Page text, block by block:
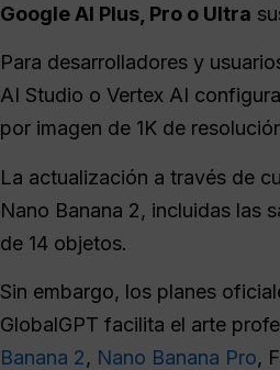
Google AI Plus, Pro o Ultra
Para desarrolladores y
AI Studio o Vertex AI
por imagen de 1K de
La actualización a través de
Nano Banana 2, incluidas las
de 14 objetos.
Sin embargo, los planes
GlobalGPT facilita el arte
Banana 2, Nano Banana Pro,